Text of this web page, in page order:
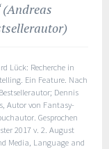
Lück: Recherche in
Ein Feature. Nach
Dennis
Autor von Fantasy-
Gesprochen
2017 v. 2. August
Media, Language and